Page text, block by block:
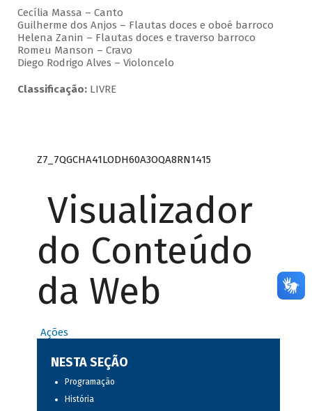
Cecília Massa – Canto
Guilherme dos Anjos – Flautas doces e oboé barroco
Helena Zanin – Flautas doces e traverso barroco
Romeu Manson – Cravo
Diego Rodrigo Alves – Violoncelo
Classificação:LIVRE
Z7_7QGCHA41LODH60A3OQA8RN1415
Visualizador
do Conteúdo
da Web
Ações
NESTA SEÇÃO
Programação
História